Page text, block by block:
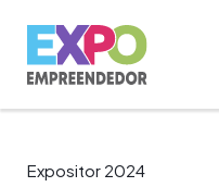
Expositor 2024